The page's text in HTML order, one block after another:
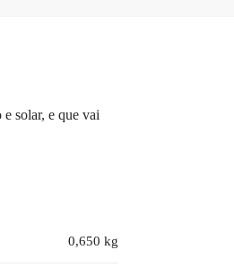
solar, e que vai
0,650 kg